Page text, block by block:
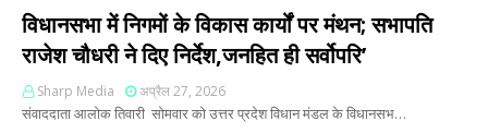
विधानसभा में निगमों के विकास कार्यों पर मंथन; सभापति
राजेश चौधरी ने दिए निर्देश,जनहित ही सर्वोपरि’
Sharp Media अप्रैल 27, 2026
संवाददाता आलोक तिवारी सोमवार को उत्तर प्रदेश विधान मंडल के विधानसभ…